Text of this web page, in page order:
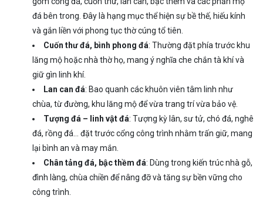
đá bên trong. Đây là hạng mục thể hiện sự bề thế, hiếu kính
và gắn liền với phong tục thờ cúng tổ tiên.
Cuốn thư đá, bình phong đá: Thường đặt phía trước khu
lăng mộ hoặc nhà thờ họ, mang ý nghĩa che chắn tà khí và
giữ gìn linh khí.
Lan can đá: Bao quanh các khuôn viên tâm linh như
chùa, từ đường, khu lăng mộ để vừa trang trí vừa bảo vệ.
Tượng đá – linh vật đá: Tượng kỳ lân, sư tử, chó đá, nghê
đá, rồng đá… đặt trước cổng công trình nhằm trấn giữ, mang
lại bình an và may mắn.
Chân tảng đá, bậc thềm đá: Dùng trong kiến trúc nhà gỗ,
đình làng, chùa chiền để nâng đỡ và tăng sự bền vững cho
công trình.